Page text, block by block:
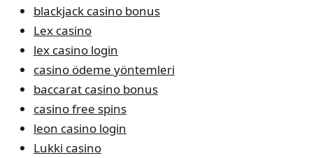
blackjack casino bonus
Lex casino
lex casino login
casino ödeme yöntemleri
baccarat casino bonus
casino free spins
leon casino login
Lukki casino